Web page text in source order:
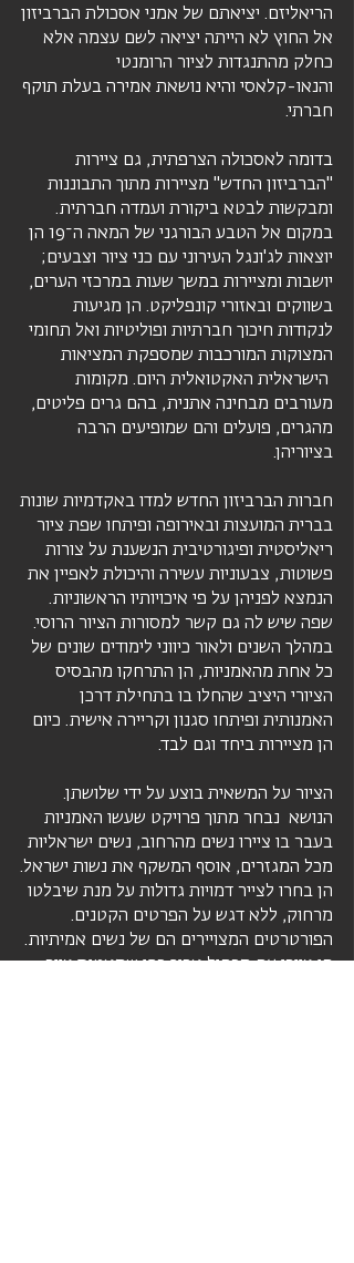
הריאליזם. יציאתם של אמני אסכולת הברביזון
אל החוץ לא הייתה יציאה לשם עצמה אלא
כחלק מהתנגדות לציור הרומנטי
והנאו-קלאסי והיא נושאת אמירה בעלת תוקף
חברתי.
בדומה לאסכולה הצרפתית, גם ציירות
"הברביזון החדש" מציירות מתוך התבוננות
ומבקשות לבטא ביקורת ועמדה חברתית.
במקום אל הטבע הבורגני של המאה ה־19 הן
יוצאות לג'ונגל העירוני עם כני ציור וצבעים;
יושבות ומציירות במשך שעות במרכזי הערים,
בשווקים ובאזורי קונפליקט. הן מגיעות
לנקודות חיכוך חברתיות ופוליטיות ואל תחומי
המצוקות המורכבות שמספקת המציאות
הישראלית האקטואלית היום. מקומות
מעורבים מבחינה אתנית, בהם גרים פליטים,
מהגרים, פועלים והם שמופיעים הרבה
בציוריהן.
חברות הברביזון החדש למדו באקדמיות שונות
בברית המועצות ובאירופה ופיתחו שפת ציור
ריאליסטית ופיגורטיבית הנשענת על צורות
פשוטות, צבעוניות עשירה והיכולת לאפיין את
הנמצא לפניהן על פי איכויותיו הראשוניות.
שפה שיש לה גם קשר למסורות הציור הרוסי.
במהלך השנים ולאור כיווני לימודים שונים של
כל אחת מהאמניות, הן התרחקו מהבסיס
הציורי היציב שהחלו בו בתחילת דרכן
האמנותית ופיתחו סגנון וקריירה אישית. כיום
הן מציירות ביחד וגם לבד.
הציור על המשאית בוצע על ידי שלושתן.
הנושא נבחר מתוך פרויקט שעשו האמניות
בעבר בו ציירו נשים מהרחוב, נשים ישראליות
מכל המגזרים, אוסף המשקף את נשות ישראל.
הן בחרו לצייר דמויות גדולות על מנת שיבלטו
מרחוק, ללא דגש על הפרטים הקטנים.
הפורטרטים המצויירים הם של נשים אמיתיות.
הן ציירו עם מכחול ארוך כפי שמאטיס צייר